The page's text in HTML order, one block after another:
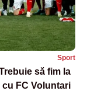
Sport
să fim la
FC Voluntari